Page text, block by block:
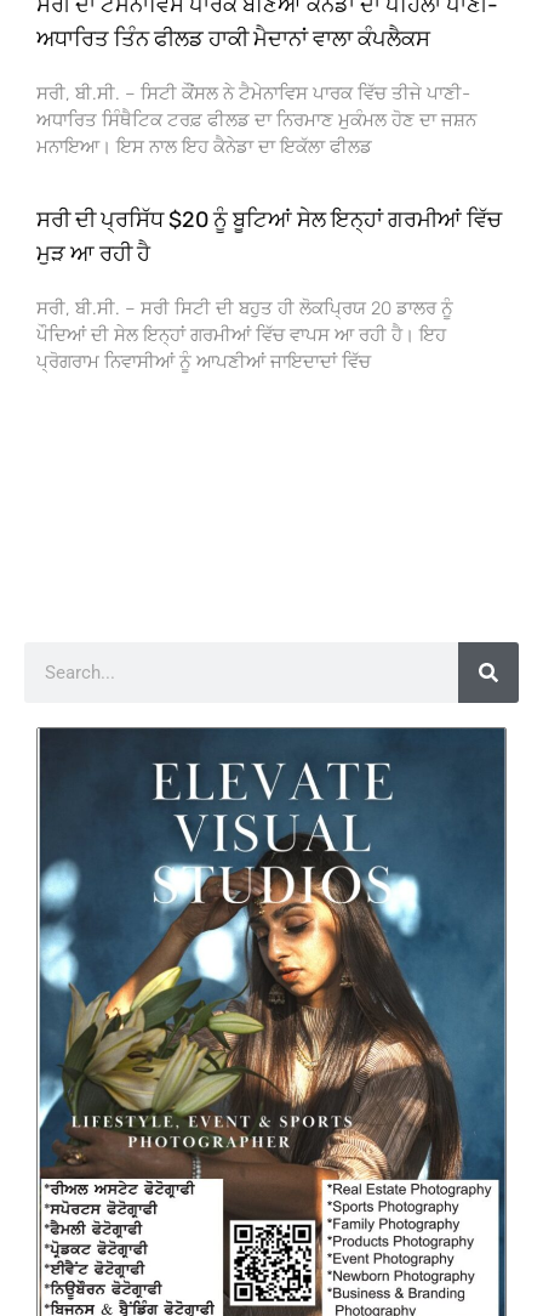
ਅਧਾਰਿਤ ਤਿੰਨ ਫੀਲਡ ਹਾਕੀ ਮੈਦਾਨਾਂ ਵਾਲਾ ਕੰਪਲੈਕਸ
ਸਰੀ, ਬੀ.ਸੀ. – ਸਿਟੀ ਕੌਂਸਲ ਨੇ ਟੈਮੇਨਾਵਿਸ ਪਾਰਕ ਵਿੱਚ ਤੀਜੇ ਪਾਣੀ-
ਅਧਾਰਿਤ ਸਿੰਥੈਟਿਕ ਟਰਫ਼ ਫੀਲਡ ਦਾ ਨਿਰਮਾਣ ਮੁਕੰਮਲ ਹੋਣ ਦਾ ਜਸ਼ਨ
ਮਨਾਇਆ। ਇਸ ਨਾਲ ਇਹ ਕੈਨੇਡਾ ਦਾ ਇਕੱਲਾ ਫੀਲਡ
ਸਰੀ ਦੀ ਪ੍ਰਸਿੱਧ $20 ਨੂੰ ਬੂਟਿਆਂ ਸੇਲ ਇਨ੍ਹਾਂ ਗਰਮੀਆਂ ਵਿੱਚ
ਮੁੜ ਆ ਰਹੀ ਹੈ
ਸਰੀ, ਬੀ.ਸੀ. – ਸਰੀ ਸਿਟੀ ਦੀ ਬਹੁਤ ਹੀ ਲੋਕਪ੍ਰਿਯ 20 ਡਾਲਰ ਨੂੰ
ਪੌਦਿਆਂ ਦੀ ਸੇਲ ਇਨ੍ਹਾਂ ਗਰਮੀਆਂ ਵਿੱਚ ਵਾਪਸ ਆ ਰਹੀ ਹੈ। ਇਹ
ਪ੍ਰੋਗਰਾਮ ਨਿਵਾਸੀਆਂ ਨੂੰ ਆਪਣੀਆਂ ਜਾਇਦਾਦਾਂ ਵਿੱਚ